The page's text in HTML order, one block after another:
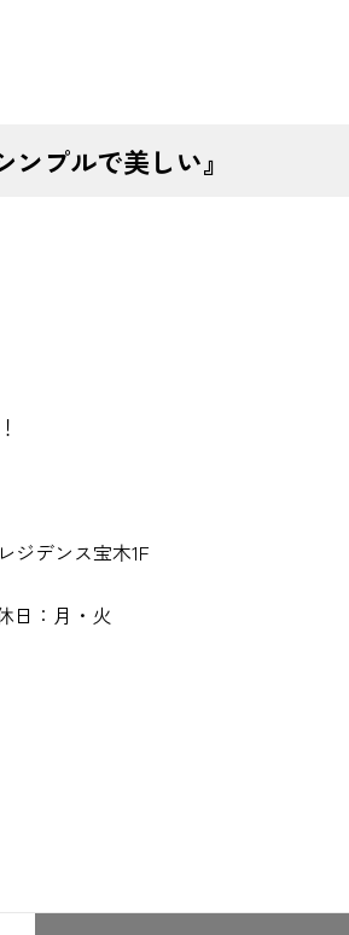
プルで美しい』
ジデンス宝木1F
：月・火